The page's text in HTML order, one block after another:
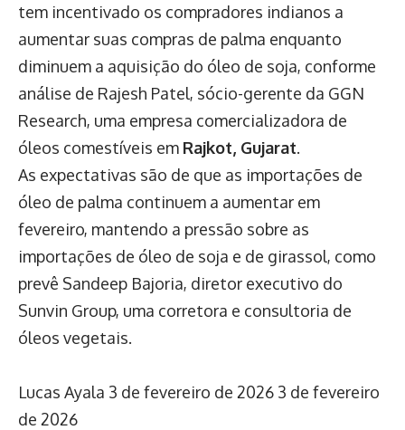
tem incentivado os compradores indianos a
aumentar suas compras de palma enquanto
diminuem a aquisição do óleo de soja, conforme
análise de Rajesh Patel, sócio-gerente da GGN
Research, uma empresa comercializadora de
óleos comestíveis em Rajkot, Gujarat.
As expectativas são de que as importações de
óleo de palma continuem a aumentar em
fevereiro, mantendo a pressão sobre as
importações de óleo de soja e de girassol, como
prevê Sandeep Bajoria, diretor executivo do
Sunvin Group, uma corretora e consultoria de
óleos vegetais.
Lucas Ayala 3 de fevereiro de 2026 3 de fevereiro
de 2026